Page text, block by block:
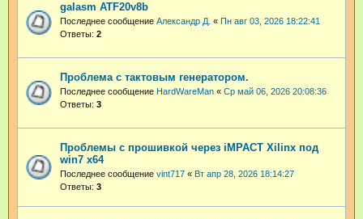
galasm ATF20v8b
Последнее сообщение Александр Д. « Пн авг 03, 2026 18:22:41
Ответы: 2
Проблема с тактовым генератором.
Последнее сообщение HardWareMan « Ср май 06, 2026 20:08:36
Ответы: 3
Проблемы с прошивкой через iMPACT Xilinx под
win7 x64
Последнее сообщение vint717 « Вт апр 28, 2026 18:14:27
Ответы: 3